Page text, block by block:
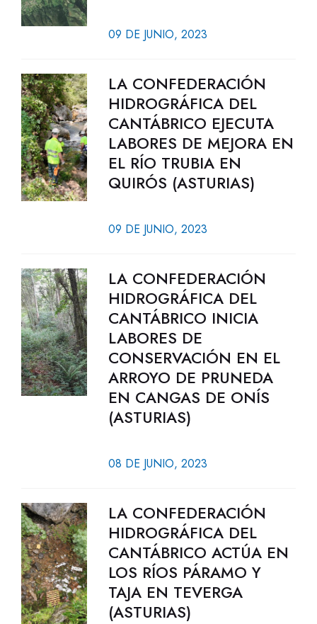
09 DE JUNIO, 2023
LA CONFEDERACIÓN
HIDROGRÁFICA DEL
CANTÁBRICO EJECUTA
LABORES DE MEJORA EN
EL RÍO TRUBIA EN
QUIRÓS (ASTURIAS)
09 DE JUNIO, 2023
LA CONFEDERACIÓN
HIDROGRÁFICA DEL
CANTÁBRICO INICIA
LABORES DE
CONSERVACIÓN EN EL
ARROYO DE PRUNEDA
EN CANGAS DE ONÍS
(ASTURIAS)
08 DE JUNIO, 2023
LA CONFEDERACIÓN
HIDROGRÁFICA DEL
CANTÁBRICO ACTÚA EN
LOS RÍOS PÁRAMO Y
TAJA EN TEVERGA
(ASTURIAS)